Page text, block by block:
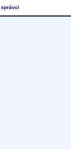
správci